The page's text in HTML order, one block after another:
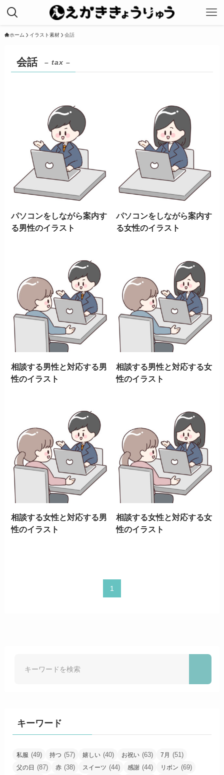
ホーム イラスト素材 会話
会話 – tax –
パソコンをしながら案内す
る男性のイラスト
パソコンをしながら案内す
る女性のイラスト
相談する男性と対応する男
性のイラスト
相談する男性と対応する女
性のイラスト
相談する女性と対応する男
性のイラスト
相談する女性と対応する女
性のイラスト
1
キーワード
私服 (49) 持つ (57) 嬉しい (40) お祝い (63) 7月 (51)
父の日 (87) 赤 (38) スイーツ (44) 感謝 (44) リボン (69)